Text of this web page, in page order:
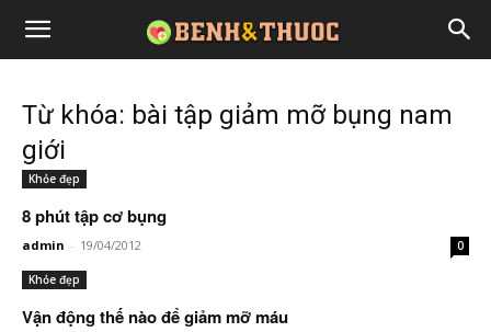
Từ khóa: bài tập giảm mỡ bụng nam
giới
Khỏe đẹp
8 phút tập cơ bụng
admin - 19/04/2012 0
Khỏe đẹp
Vận động thế nào để giảm mỡ máu